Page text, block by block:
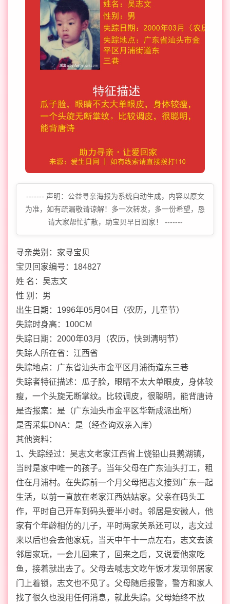
------- 声明：公益寻亲海报为系统自动生成，内容以原文
为准，如有疏漏敬请谅解！多一次转发，多一份希望，恳
请大家帮忙扩散，助宝贝早日回家！ -------
寻亲类别：家寻宝贝
宝贝回家编号：184827
姓 名：吴志文
性 别：男
出生日期：1996年05月04日（农历，儿童节）
失踪时身高：100CM
失踪日期：2000年03月（农历，快到清明节）
失踪人所在省：江西省
失踪地点：广东省汕头市金平区月浦街道东三巷
失踪者特征描述：瓜子脸，眼睛不太大单眼皮，身体较
瘦，一个头旋无断掌纹。比较调皮，很聪明，能背唐诗
是否报案：是（广东汕头市金平区华新成派出所）
是否采集DNA：是（经查询双亲入库）
其他资料：
1、失踪经过：吴志文老家江西省上饶铅山县鹅湖镇，
当时是家中唯一的孩子。当年父母在广东汕头打工，租
住在月浦村。在失踪前一个月父母把志文接到广东一起
生活，以前一直放在老家江西姑姑家。父亲在码头工
作，平时自己开车到码头要半小时。邻居是安徽人，他
家有个年龄相仿的儿子，平时两家关系还可以，志文过
来以后也会去他家玩，当天中午十一点左右，志文去该
邻居家玩，一会儿回来了，回来之后，又说要他家吃
鱼，接着就出去了。父母去喊志文吃午饭才发现邻居家
门上着锁，志文也不见了。父母随后报警，警方和家人
找了很久也没用任何消息，就此失踪。父母始终不放